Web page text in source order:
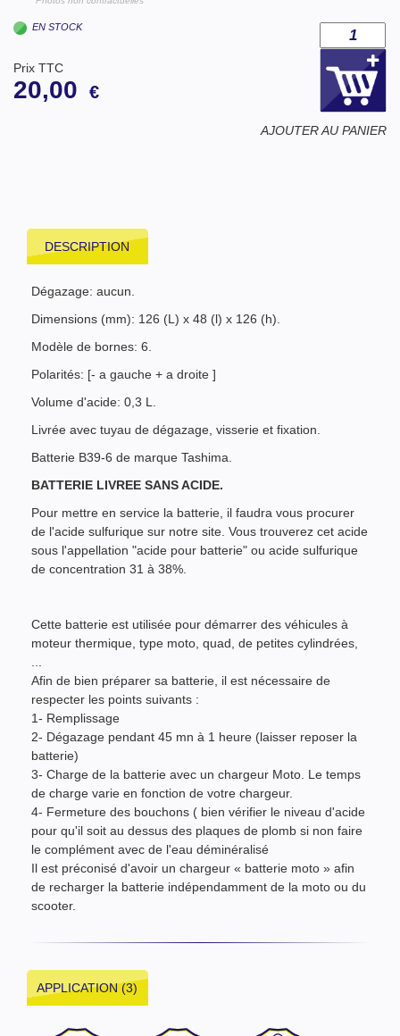
EN STOCK
Prix TTC
20,00 €
AJOUTER AU PANIER
DESCRIPTION
Dégazage: aucun.
Dimensions (mm): 126 (L) x 48 (l) x 126 (h).
Modèle de bornes: 6.
Polarités: [- a gauche + a droite ]
Volume d'acide: 0,3 L.
Livrée avec tuyau de dégazage, visserie et fixation.
Batterie B39-6 de marque Tashima.
BATTERIE LIVREE SANS ACIDE.
Pour mettre en service la batterie, il faudra vous procurer
de l'acide sulfurique sur notre site. Vous trouverez cet acide
sous l'appellation "acide pour batterie" ou acide sulfurique
de concentration 31 à 38%.
Cette batterie est utilisée pour démarrer des véhicules à
moteur thermique, type moto, quad, de petites cylindrées,
Afin de bien préparer sa batterie, il est nécessaire de
respecter les points suivants :
1- Remplissage
2- Dégazage pendant 45 mn à 1 heure (laisser reposer la
batterie)
3- Charge de la batterie avec un chargeur Moto. Le temps
de charge varie en fonction de votre chargeur.
4- Fermeture des bouchons ( bien vérifier le niveau d'acide
pour qu'il soit au dessus des plaques de plomb si non faire
le complément avec de l'eau déminéralisé
Il est préconisé d'avoir un chargeur « batterie moto » afin
de recharger la batterie indépendamment de la moto ou du
scooter.
APPLICATION (3)